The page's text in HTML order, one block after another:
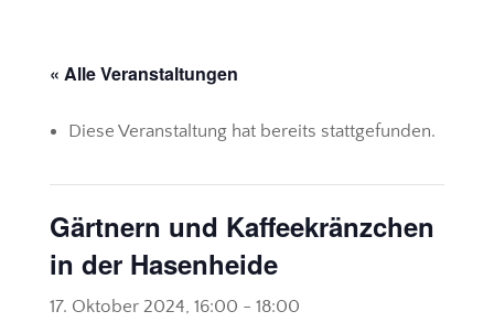
« Alle Veranstaltungen
Diese Veranstaltung hat bereits stattgefunden.
Gärtnern und Kaffeekränzchen
in der Hasenheide
17. Oktober 2024, 16:00 - 18:00